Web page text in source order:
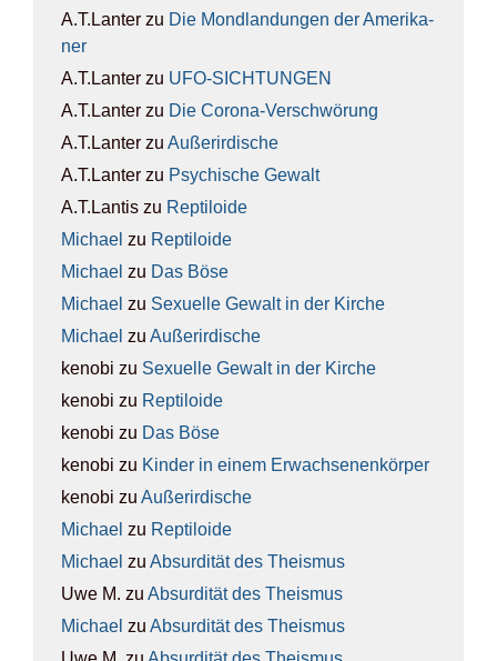
A.T.Lanter zu Die Mond­lan­dun­gen der Ame­ri­ka­
ner
A.T.Lanter zu UFO-SICH­TUN­GEN
A.T.Lanter zu Die Coro­na-Ver­schwö­rung
A.T.Lanter zu Außer­ir­di­sche
A.T.Lanter zu Psy­chi­sche Gewalt
A.T.Lantis zu Rep­ti­lo­ide
Michael zu Rep­ti­lo­ide
Michael zu Das Böse
Michael zu Sexu­el­le Gewalt in der Kir­che
Michael zu Außer­ir­di­sche
kenobi zu Sexu­el­le Gewalt in der Kir­che
kenobi zu Rep­ti­lo­ide
kenobi zu Das Böse
kenobi zu Kin­der in einem Erwach­se­nen­kör­per
kenobi zu Außer­ir­di­sche
Michael zu Rep­ti­lo­ide
Michael zu Absur­di­tät des The­is­mus
Uwe M. zu Absur­di­tät des The­is­mus
Michael zu Absur­di­tät des The­is­mus